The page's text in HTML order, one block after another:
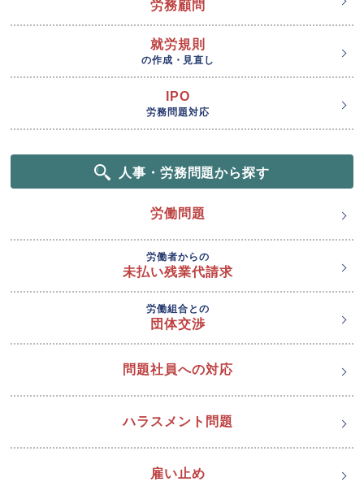
労務顧問
就労規則
の作成・見直し
IPO
労務問題対応
人事・労務問題から探す
労働問題
労働者からの
未払い残業代請求
労働組合との
団体交渉
問題社員への対応
ハラスメント問題
雇い止め